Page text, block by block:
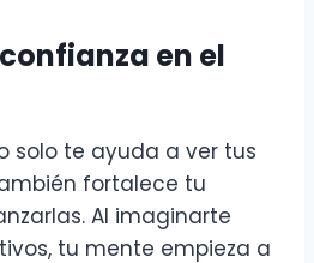
en el
solo te ayuda a ver tus
fortalece tu
Al imaginarte
tu mente empieza a